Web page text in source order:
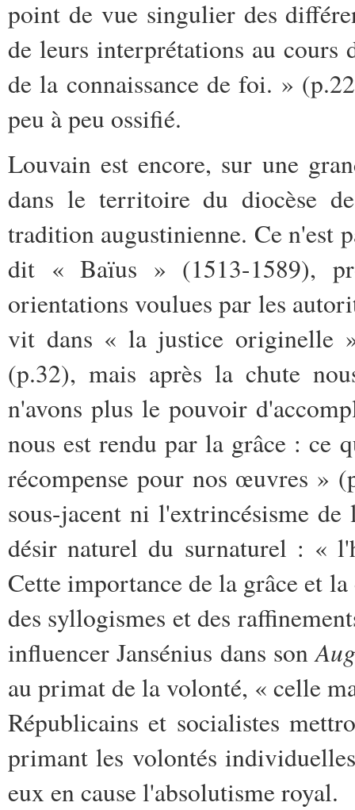
point de vue singulier des
de leurs interprétations au cours
de la connaissance de foi. »
peu à peu ossifié.
Louvain est encore, sur une
dans le territoire du diocèse
tradition augustinienne. Ce n'est
dit « Baïus » (1513-1589),
orientations voulues par les
vit dans « la justice originelle
(p.32), mais après la chute
n'avons plus le pouvoir
nous est rendu par la grâce : ce
récompense pour nos œuvres »
sous-jacent ni l'extrincésisme
désir naturel du surnaturel : «
Cette importance de la grâce et
des syllogismes et des
influencer Jansénius dans son
au primat de la volonté, « celle
Républicains et socialistes
primant les volontés
eux en cause l'absolutisme royal.